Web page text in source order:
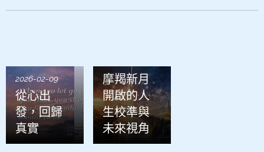
2026-02-09
從心出
發，回歸
真實
摩羯新月
開啟的人
生校準與
未來視角